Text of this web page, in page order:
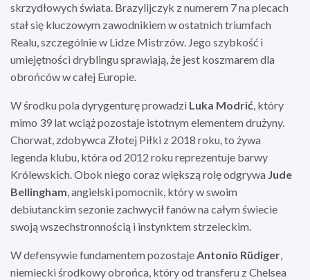
skrzydłowych świata. Brazylijczyk z numerem 7 na plecach
stał się kluczowym zawodnikiem w ostatnich triumfach
Realu, szczególnie w Lidze Mistrzów. Jego szybkość i
umiejętności dryblingu sprawiają, że jest koszmarem dla
obrońców w całej Europie.
W środku pola dyrygenturę prowadzi Luka Modrić, który
mimo 39 lat wciąż pozostaje istotnym elementem drużyny.
Chorwat, zdobywca Złotej Piłki z 2018 roku, to żywa
legenda klubu, która od 2012 roku reprezentuje barwy
Królewskich. Obok niego coraz większą rolę odgrywa Jude
Bellingham, angielski pomocnik, który w swoim
debiutanckim sezonie zachwycił fanów na całym świecie
swoją wszechstronnością i instynktem strzeleckim.
W defensywie fundamentem pozostajeAntonio Rüdiger,
niemiecki środkowy obrońca, który od transferu z Chelsea